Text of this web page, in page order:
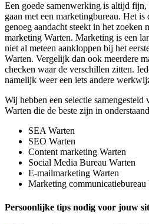
Een goede samenwerking is altijd fijn,
gaan met een marketingbureau. Het
genoeg aandacht steekt in het zoeken
marketing Warten. Marketing is een
niet al meteen aankloppen bij het
Warten. Vergelijk dan ook meerdere
checken waar de verschillen zitten.
namelijk weer een iets andere
Wij hebben een selectie
Warten die de beste zijn in
SEA Warten
SEO Warten
Content marketing Warten
Social Media Bureau Warten
E-mailmarketing Warten
Marketing communicatiebureau
Persoonlijke tips nodig voor jouw